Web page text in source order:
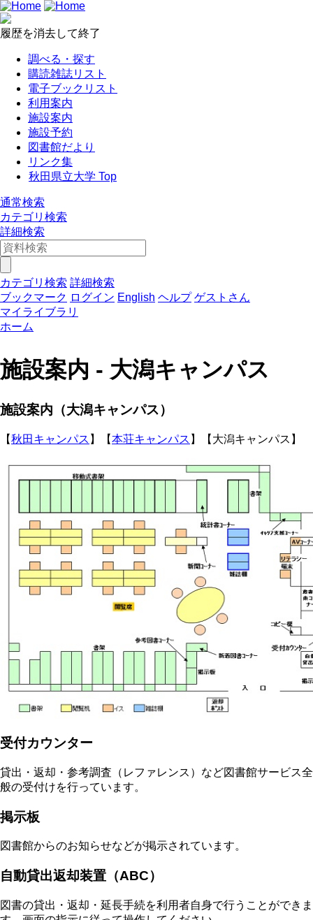
履歴を消去して終了
調べる・探す
購読雑誌リスト
電子ブックリスト
利用案内
施設案内
施設予約
図書館だより
リンク集
秋田県立大学 Top
通常検索
カテゴリ検索
詳細検索
カテゴリ検索 詳細検索
ブックマーク ログイン English ヘルプ ゲストさん
マイライブラリ
ホーム
施設案内 - 大潟キャンパス
施設案内（大潟キャンパス）
【秋田キャンパス 】【本荘キャンパス 】【大潟キャンパス】
受付カウンター
貸出・返却・参考調査（レファレンス）など図書館サービス全
般の受付けを行っています。
掲示板
図書館からのお知らせなどが掲示されています。
自動貸出返却装置（ABC）
図書の貸出・返却・延長手続を利用者自身で行うことができま